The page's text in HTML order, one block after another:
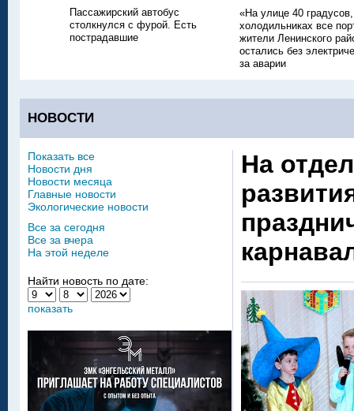
Пассажирский автобус
столкнулся с фурой. Есть
пострадавшие
«На улице 40
холодильниках все
жители Ленинского
остались без
за аварии
НОВОСТИ
На
Показать все
Новости дня
Новости месяца
Главные новости
Экологические новости
Все за сегодня
Все за вчера
На этой неделе
Найти новость по дате:
показать